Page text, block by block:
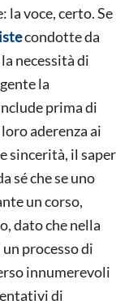
la voce, certo. Se
condotte da
necessità di
la
prima di
aderenza ai
sincerità, il saper
sé che se uno
un corso,
dato che nella
processo di
innumerevoli
di